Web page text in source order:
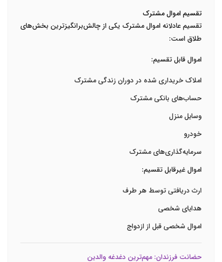
تقسیم اموال مشترک
تقسیم عادلانه اموال مشترک یکی از چالش‌برانگیزترین بخش‌های
طلاق است:
اموال قابل تقسیم:
املاک خریداری شده در دوران زندگی مشترک
حساب‌های بانکی مشترک
وسایل منزل
خودرو
سرمایه‌گذاری‌های مشترک
اموال غیرقابل تقسیم:
ارث دریافتی توسط هر طرف
هدایای شخصی
اموال شخصی قبل از ازدواج
حضانت فرزندان: مهم‌ترین دغدغه والدین